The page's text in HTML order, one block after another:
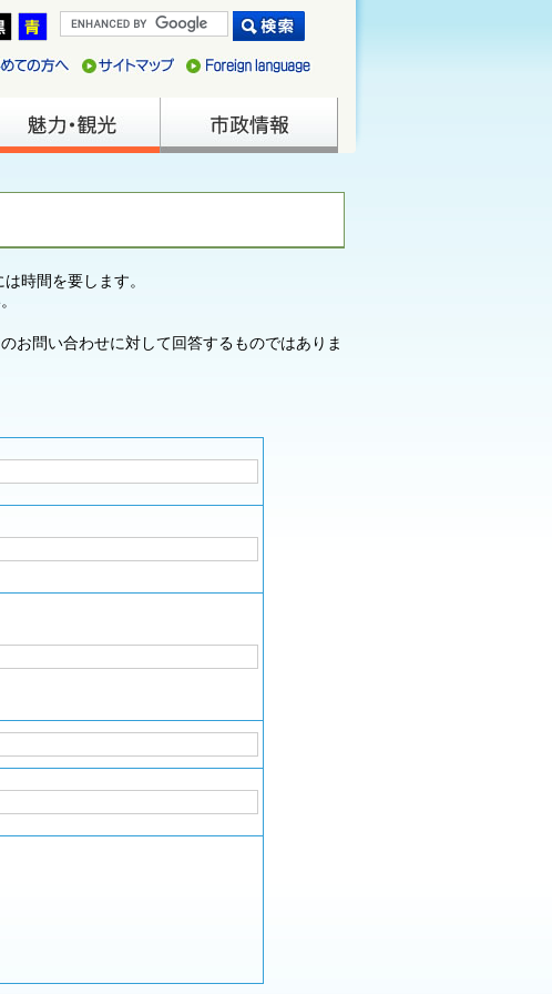
時間を要します。
お問い合わせに対して回答するものではありま